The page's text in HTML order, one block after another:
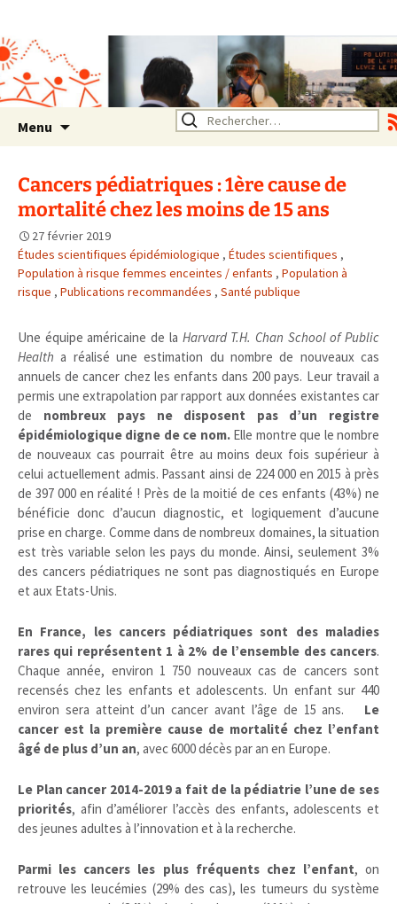
Rhône Alpes
Un environnement sain pour
la santé de tous
Menu Rechercher :
Cancers pédiatriques : 1ère cause de
mortalité chez les moins de 15 ans
27 février 2019
Études scientifiques épidémiologique , Études scientifiques ,
Population à risque femmes enceintes / enfants , Population à
risque , Publications recommandées , Santé publique
Une équipe américaine de la Harvard T.H. Chan School of Public
Health a réalisé une estimation du nombre de nouveaux cas
annuels de cancer chez les enfants dans 200 pays. Leur travail a
permis une extrapolation par rapport aux données existantes car
de nombreux pays ne disposent pas d’un registre
épidémiologique digne de ce nom. Elle montre que le nombre
de nouveaux cas pourrait être au moins deux fois supérieur à
celui actuellement admis. Passant ainsi de 224 000 en 2015 à près
de 397 000 en réalité ! Près de la moitié de ces enfants (43%) ne
bénéficie donc d’aucun diagnostic, et logiquement d’aucune
prise en charge. Comme dans de nombreux domaines, la situation
est très variable selon les pays du monde. Ainsi, seulement 3%
des cancers pédiatriques ne sont pas diagnostiqués en Europe
et aux Etats-Unis.
En France, les cancers pédiatriques sont des maladies
rares qui représentent 1 à 2% de l’ensemble des cancers.
Chaque année, environ 1 750 nouveaux cas de cancers sont
recensés chez les enfants et adolescents. Un enfant sur 440
environ sera atteint d’un cancer avant l’âge de 15 ans. Le
cancer est la première cause de mortalité chez l’enfant
âgé de plus d’un an, avec 6000 décès par an en Europe.
Le Plan cancer 2014-2019 a fait de la pédiatrie l’une de ses
priorités, afin d’améliorer l’accès des enfants, adolescents et
des jeunes adultes à l’innovation et à la recherche.
Parmi les cancers les plus fréquents chez l’enfant, on
retrouve les leucémies (29% des cas), les tumeurs du système